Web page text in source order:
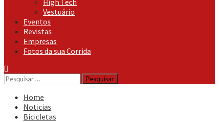
High Tech
Vestuário
Eventos
Revistas
Empresas
Fotos da sua Corrida
Pesquisar
por:
Home
Noticias
Bicicletas